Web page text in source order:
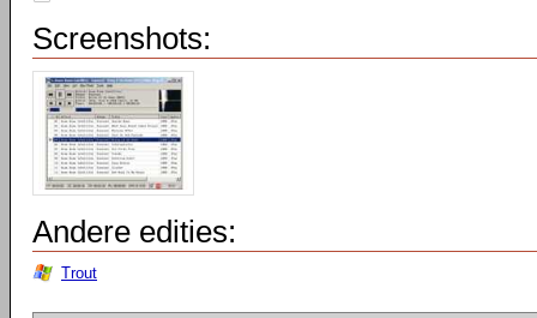
Screenshots:
Andere edities:
Trout